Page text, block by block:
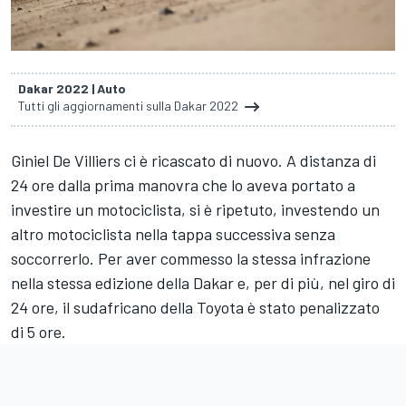
Dakar 2022 | Auto
Tutti gli aggiornamenti sulla Dakar 2022
Giniel De Villiers ci è ricascato di nuovo. A distanza di
24 ore dalla prima manovra che lo aveva portato a
investire un motociclista, si è ripetuto, investendo un
altro motociclista nella tappa successiva senza
soccorrerlo. Per aver commesso la stessa infrazione
nella stessa edizione della Dakar e, per di più, nel giro di
24 ore, il sudafricano della Toyota è stato penalizzato
di 5 ore.